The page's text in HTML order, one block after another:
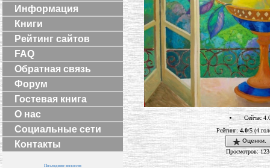
Информация
Книги
Рейтинг сайтов
FAQ
Обратная связь
Форум
Гостевая книга
О нас
Социальные сети
Контакты
Последние новости
Сейчас
Рейтинг:4.0/5 (4
Оценки.
Просмотров: